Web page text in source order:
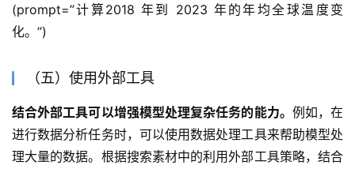
(prompt=”计算2018 年到 2023 年的年均全球温度变
化。”)
（五）使用外部工具
结合外部工具可以增强模型处理复杂任务的能力。 例如，在
进行数据分析任务时，可以使用数据处理工具来帮助模型处
理大量的数据。根据搜索素材中的利用外部工具策略，结合